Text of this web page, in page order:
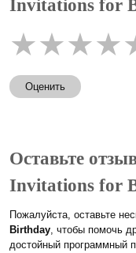
Invitations for
★★★★
Оценить
Оставьте
Invitations for
Пожалуйста, оставьте
Birthday, чтобы помочь
достойный программный